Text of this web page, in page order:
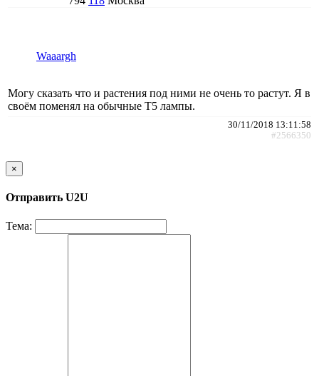
Waaargh
Могу сказать что и растения под ними не очень то растут. Я в
своём поменял на обычные Т5 лампы.
30/11/2018 13:11:58
#2566350
×
Отправить U2U
Тема: